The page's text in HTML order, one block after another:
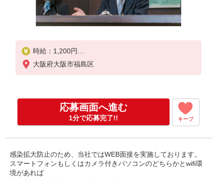
時給：1,200円
※試用期間：3ヶ月（試用期間中の時給変動なし）
※支払方法：月1回（月末締め翌月25日支払）
大阪府大阪市福島区
応募画面へ進む
1分で応募完了!! キープ
感染拡大防止のため、当社ではWEB面接を実施しております。
スマートフォンもしくはカメラ付きパソコンのどちらかとwifi環
境があれば